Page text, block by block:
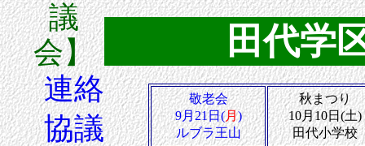
議
会】
連絡
協議
田代学
敬老会
9月21日(月)
ルブラ王山
秋まつり
10月10日(土)
田代小学校